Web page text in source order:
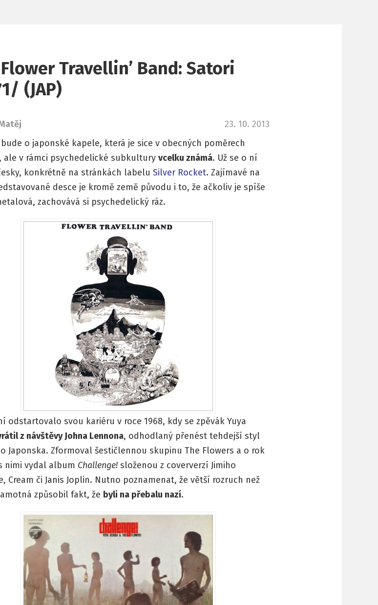
Travellin’ Band: Satori
(JAP)
23. 10. 2013
o japonské kapele, která je sice v obecných poměrech
ale v rámci psychedelické subkultury vcelku známá. Už se o ní
konkrétně na stránkách labelu Silver Rocket. Zajímavé na
desce je kromě země původu i to, že ačkoliv je spíše
zachovává si psychedelický ráz.
odstartovalo svou kariéru v roce 1968, kdy se zpěvák Yuya
z návštěvy Johna Lennona, odhodlaný přenést tehdejší styl
Japonska. Zformoval šestičlennou skupinu The Flowers a o rok
nimi vydal album Challenge! složenou z coververzí Jimiho
Cream či Janis Joplin. Nutno poznamenat, že větší rozruch než
způsobil fakt, že byli na přebalu nazí.